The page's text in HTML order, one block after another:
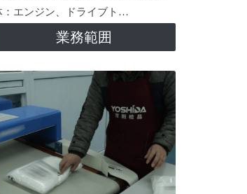
：エンジン、ドライブト…
業務範囲